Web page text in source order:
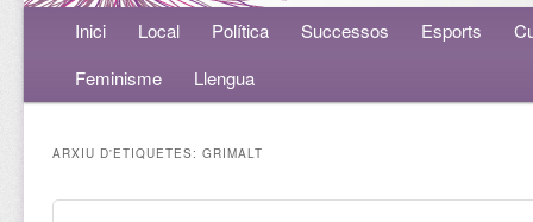
Menú principalAneu al contingut principal
Aneu al contingut secundari
Inici Local Política Successos Esports
Feminisme
Llengua
ARXIU D'ETIQUETES:GRIMALT